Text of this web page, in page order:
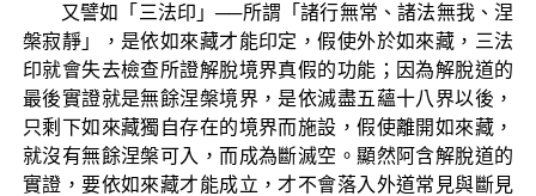
又譬如「三法印」──所謂「諸行無常、諸法無我、涅
槃寂靜」，是依如來藏才能印定，假使外於如來藏，三法
印就會失去檢查所證解脫境界真假的功能；因為解脫道的
最後實證就是無餘涅槃境界，是依滅盡五蘊十八界以後，
只剩下如來藏獨自存在的境界而施設，假使離開如來藏，
就沒有無餘涅槃可入，而成為斷滅空。顯然阿含解脫道的
實證，要依如來藏才能成立，才不會落入外道常見與斷見